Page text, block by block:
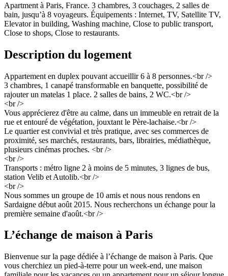
Apartment à Paris, France. 3 chambres, 3 couchages, 2 salles de
bain, jusqu’à 8 voyageurs. Équipements : Internet, TV, Satellite TV,
Elevator in building, Washing machine, Close to public transport,
Close to shops, Close to restaurants.
Description du logement
Appartement en duplex pouvant accueillir 6 à 8 personnes.<br />
3 chambres, 1 canapé transformable en banquette, possibilité de
rajouter un matelas 1 place. 2 salles de bains, 2 WC.<br />
<br />
Vous apprécierez d'être au calme, dans un immeuble en retrait de la
rue et entouré de végétation, jouxtant le Père-lachaise.<br />
Le quartier est convivial et très pratique, avec ses commerces de
proximité, ses marchés, restaurants, bars, librairies, médiathèque,
plusieurs cinémas proches. <br />
<br />
Transports : métro ligne 2 à moins de 5 minutes, 3 lignes de bus,
station Velib et Autolib.<br />
<br />
Nous sommes un groupe de 10 amis et nous nous rendons en
Sardaigne début août 2015. Nous recherchons un échange pour la
première semaine d'août.<br />
L’échange de maison à Paris
Bienvenue sur la page dédiée à l’échange de maison à Paris. Que
vous cherchiez un pied-à-terre pour un week-end, une maison